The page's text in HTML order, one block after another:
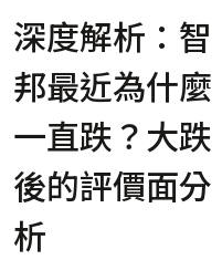
深度解析：智
邦最近為什麼
一直跌？大跌
後的評價面分
析